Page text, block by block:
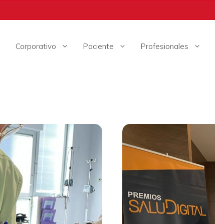
Corporativo Paciente Profesionales